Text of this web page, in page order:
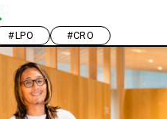
#LPO #CRO